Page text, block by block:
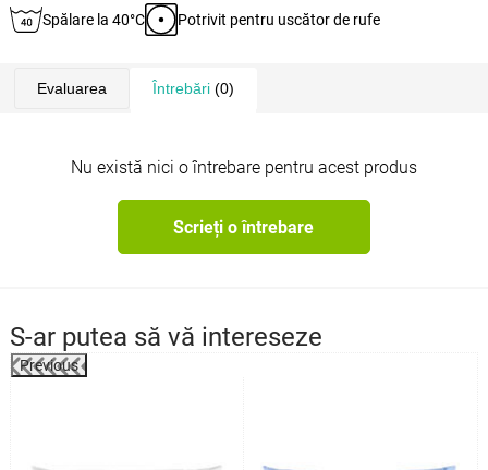
Spălare la 40°C Potrivit pentru uscător de rufe
Evaluarea Întrebări(0)
Nu există nici o întrebare pentru acest produs
Scrieți o întrebare
S-ar putea să vă intereseze
Previous